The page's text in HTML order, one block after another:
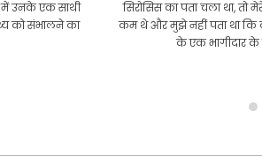
नहीं था। मेरे पैसे
में GoMedi
अपनी हृदय संबंधी समस्या के
हमेशा से लगातार मदद
नियमित चेकअप करवाने के